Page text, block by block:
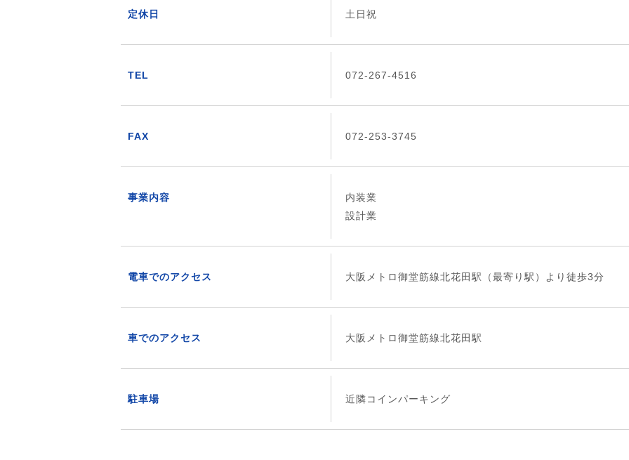
定休日 土日祝
TEL 072-267-4516
FAX 072-253-3745
事業内容
内装業
設計業
電車でのアクセス 大阪メトロ御堂筋線北花田駅（最寄り駅）より徒歩3分
車でのアクセス 大阪メトロ御堂筋線北花田駅
駐車場 近隣コインパーキング